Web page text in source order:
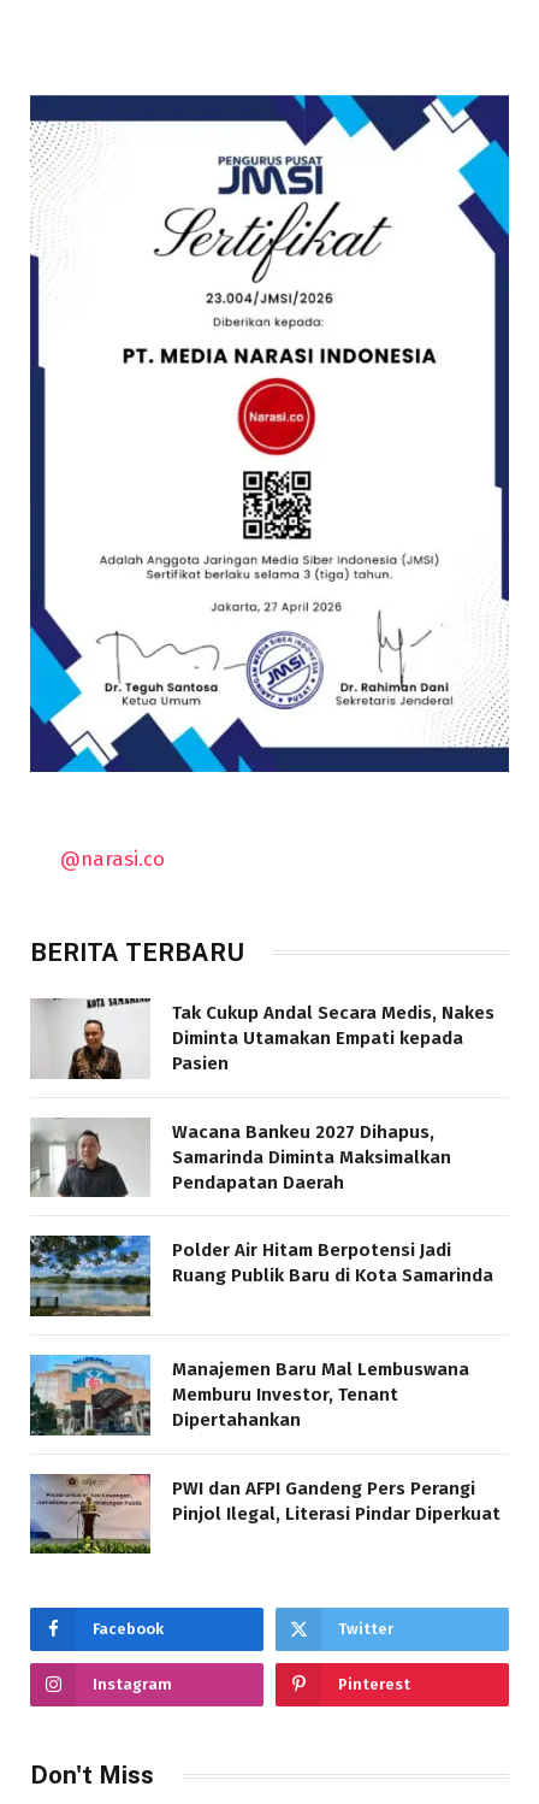
@narasi.co
BERITA TERBARU
Tak Cukup Andal Secara Medis, Nakes
Diminta Utamakan Empati kepada
Pasien
Wacana Bankeu 2027 Dihapus,
Samarinda Diminta Maksimalkan
Pendapatan Daerah
Polder Air Hitam Berpotensi Jadi
Ruang Publik Baru di Kota Samarinda
Manajemen Baru Mal Lembuswana
Memburu Investor, Tenant
Dipertahankan
PWI dan AFPI Gandeng Pers Perangi
Pinjol Ilegal, Literasi Pindar Diperkuat
Facebook Twitter
Instagram Pinterest
Don't Miss